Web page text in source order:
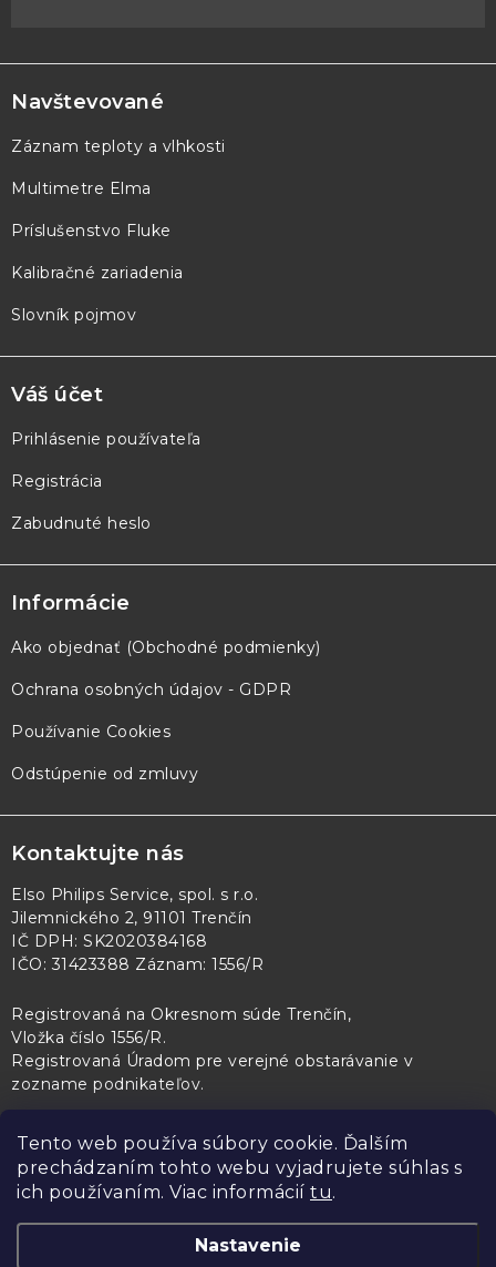
Tento web používa súbory cookie. Ďalším
prechádzaním tohto webu vyjadrujete súhlas s
ich používaním. Viac informácií tu.
Nastavenie
á
p
ä
e
Navštevované
Záznam teploty a vlhkosti
Multimetre Elma
Príslušenstvo Fluke
Kalibračné zariadenia
Slovník pojmov
Váš účet
Prihlásenie používateľa
Registrácia
Zabudnuté heslo
Informácie
Ako objednať (Obchodné podmienky)
Ochrana osobných údajov - GDPR
Používanie Cookies
Odstúpenie od zmluvy
Kontaktujte nás
Elso Philips Service, spol. s r.o.
Jilemnického 2, 91101 Trenčín
IČ DPH: SK2020384168
IČO: 31423388 Záznam: 1556/R
Registrovaná na Okresnom súde Trenčín,
Vložka číslo 1556/R.
Registrovaná Úradom pre verejné obstarávanie v
zozname podnikateľov.
PL Servis Kontroltech Technický skúšobný ústav Piešťany